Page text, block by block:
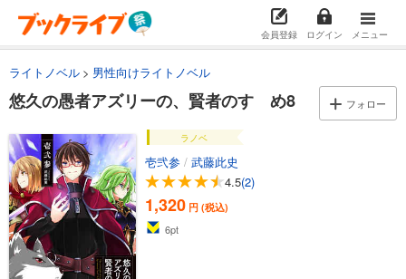
会員登録 ログイン メニュー
ライトノベル 男性向けライトノベル
悠久の愚者アズリーの、賢者のすゝめ8 フォロー
ラノベ
壱弐参 / 武藤此史
4.5(2)
1,320 円 (税込)
6pt